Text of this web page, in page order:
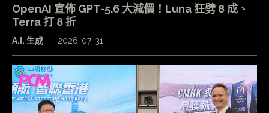
OpenAI 宣佈 GPT-5.6 大減價！Luna 狂劈 8 成、
Terra 打 8 折
A.I. 生成 2026-07-31